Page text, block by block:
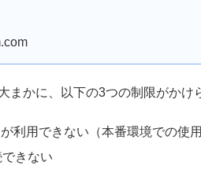
まかに、以下の3つの制限がかけ
利用できない（本番環境での使用
きない